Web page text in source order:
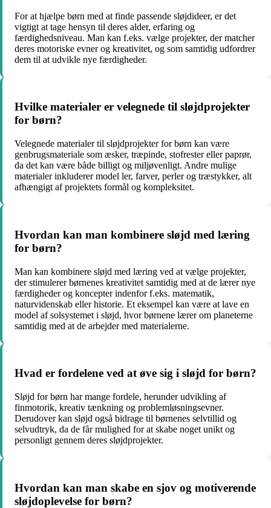
For at hjælpe børn med at finde passende sløjdideer, er det
vigtigt at tage hensyn til deres alder, erfaring og
færdighedsniveau. Man kan f.eks. vælge projekter, der matcher
deres motoriske evner og kreativitet, og som samtidig udfordrer
dem til at udvikle nye færdigheder.
Hvilke materialer er velegnede til sløjdprojekter
for børn?
Velegnede materialer til sløjdprojekter for børn kan være
genbrugsmateriale som æsker, træpinde, stofrester eller paprør,
da det kan være både billigt og miljøvenligt. Andre mulige
materialer inkluderer model ler, farver, perler og træstykker, alt
afhængigt af projektets formål og kompleksitet.
Hvordan kan man kombinere sløjd med læring
for børn?
Man kan kombinere sløjd med læring ved at vælge projekter,
der stimulerer børnenes kreativitet samtidig med at de lærer nye
færdigheder og koncepter indenfor f.eks. matematik,
naturvidenskab eller historie. Et eksempel kan være at lave en
model af solsystemet i sløjd, hvor børnene lærer om planeterne
samtidig med at de arbejder med materialerne.
Hvad er fordelene ved at øve sig i sløjd for børn?
Sløjd for børn har mange fordele, herunder udvikling af
finmotorik, kreativ tænkning og problemløsningsevner.
Derudover kan sløjd også bidrage til børnenes selvtillid og
selvudtryk, da de får mulighed for at skabe noget unikt og
personligt gennem deres sløjdprojekter.
Hvordan kan man skabe en sjov og motiverende
sløjdoplevelse for børn?